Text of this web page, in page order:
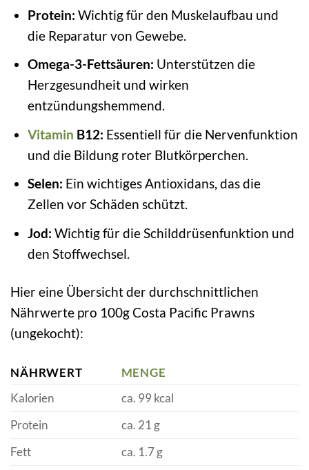
Protein: Wichtig für den Muskelaufbau und
die Reparatur von Gewebe.
Omega-3-Fettsäuren: Unterstützen die
Herzgesundheit und wirken
entzündungshemmend.
Vitamin B12: Essentiell für die Nervenfunktion
und die Bildung roter Blutkörperchen.
Selen: Ein wichtiges Antioxidans, das die
Zellen vor Schäden schützt.
Jod: Wichtig für die Schilddrüsenfunktion und
den Stoffwechsel.
Hier eine Übersicht der durchschnittlichen
Nährwerte pro 100g Costa Pacific Prawns
(ungekocht):
NÄHRWERT
MENGE
Kalorien
ca. 99 kcal
Protein
ca. 21 g
Fett
ca. 1.7 g